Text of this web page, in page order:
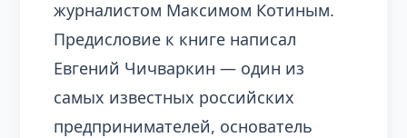
журналистом Максимом Котиным.
Предисловие к книге написал
Евгений Чичваркин — один из
самых известных российских
предпринимателей, основатель